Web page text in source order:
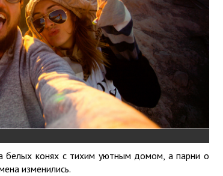
белых конях с тихим уютным домом, а парни о
изменились.